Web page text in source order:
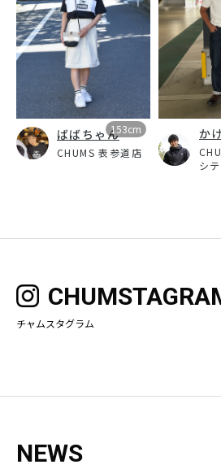
CHUMS 表参道店
ばばちゃん153cm
シ
か
チャムスタグラム
NEWS